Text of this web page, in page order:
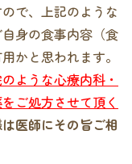
で、上記のような
身の食事内容（食
かと思われます。
ような心療内科・
ご処方させて頂く
医師にその旨ご相